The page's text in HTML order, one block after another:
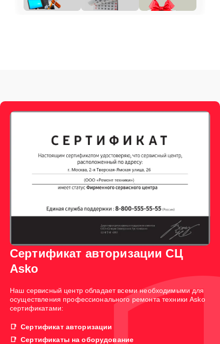
Сертификат авторизации СЦ
Asko
Наш сервисный центр обладает всеми необходимыми для
осуществления профессионального ремонта техники Asko
сертификатами:
Сертификат авторизации
Сертификаты на оборудование